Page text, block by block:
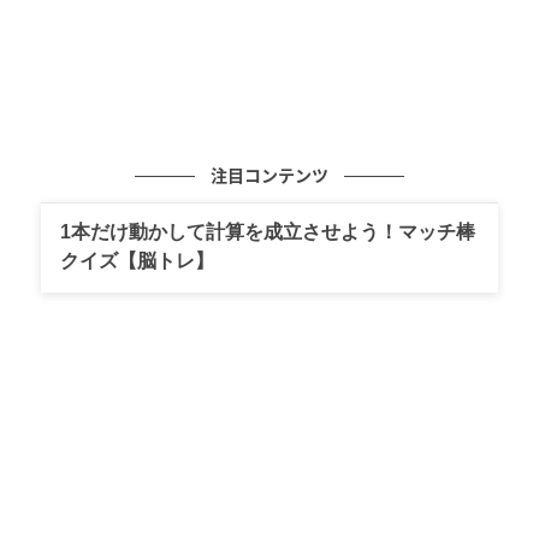
注目コンテンツ
1本だけ動かして計算を成立させよう！マッチ棒
クイズ【脳トレ】